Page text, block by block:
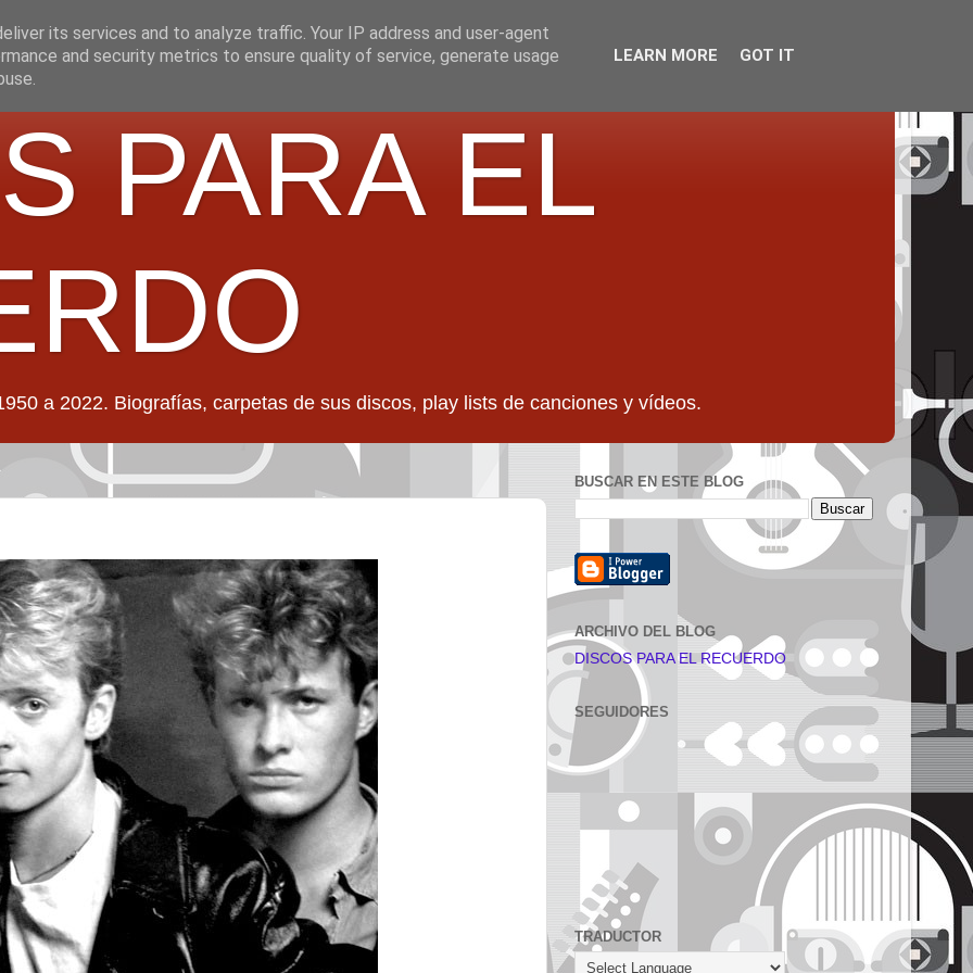
PARA EL
a 2022. Biografías, carpetas de sus discos, play lists de canciones y vídeos.
BUSCAR EN ESTE BLOG
ARCHIVO DEL BLOG
DISCOS PARA EL RECUERDO
SEGUIDORES
TRADUCTOR
its services and to analyze traffic. Your IP address and user-agent
and security metrics to ensure quality of service, generate usage
LEARN MORE GOT IT